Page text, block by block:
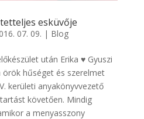
esküvője
07. 09. | Blog
után Erika ♥ Gyuszi
hűséget és szerelmet
kerületi anyakönyvvezető
követően. Mindig
a menyasszony